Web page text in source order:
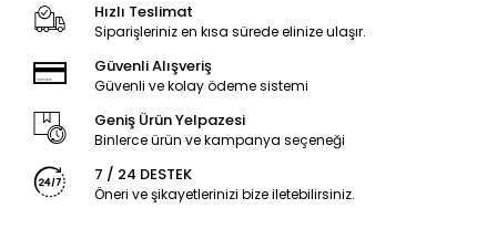
Hızlı Teslimat
Siparişleriniz en kısa sürede elinize ulaşır.
Güvenli Alışveriş
Güvenli ve kolay ödeme sistemi
Geniş Ürün Yelpazesi
Binlerce ürün ve kampanya seçeneği
7 / 24 DESTEK
Öneri ve şikayetlerinizi bize iletebilirsiniz.